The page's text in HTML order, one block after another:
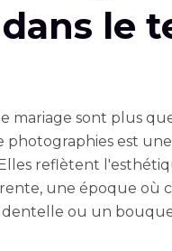
le
mariage sont plus
est
reflètent
une époque où
ou un